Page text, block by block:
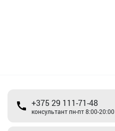
+375 29 111-71-48
консультант пн-пт 8:00-